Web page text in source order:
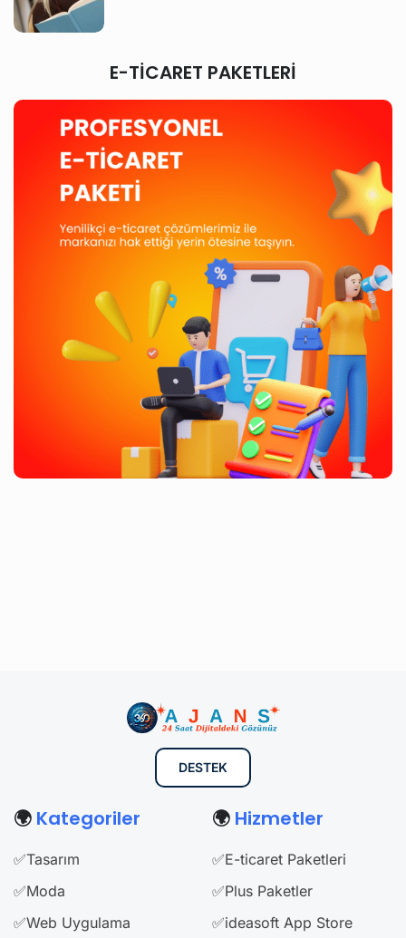
E-TİCARET PAKETLERİ
DESTEK
🌍 Kategoriler
✅Tasarım
✅Moda
✅Web Uygulama
🌍 Hizmetler
✅E-ticaret Paketleri
✅Plus Paketler
✅ideasoft App Store